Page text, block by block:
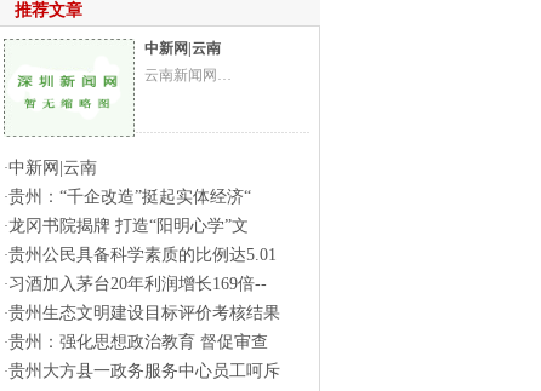
推荐文章
中新网|云南
云南新闻网…
·中新网|云南
·贵州：“千企改造”挺起实体经济“
·龙冈书院揭牌 打造“阳明心学”文
·贵州公民具备科学素质的比例达5.01
·习酒加入茅台20年利润增长169倍--
·贵州生态文明建设目标评价考核结果
·贵州：强化思想政治教育 督促审查
·贵州大方县一政务服务中心员工呵斥